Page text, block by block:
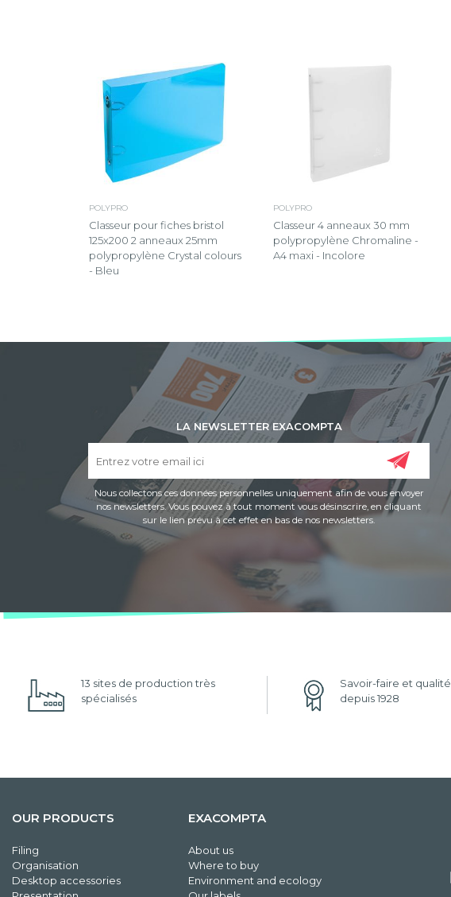
POLYPRO
Classeur pour fiches bristol
125x200 2 anneaux 25mm
polypropylène Crystal colours
- Bleu
POLYPRO
Classeur 4 anneaux 30 mm
polypropylène Chromaline -
A4 maxi - Incolore
LA NEWSLETTER EXACOMPTA
Nous collectons ces données personnelles uniquement afin de vous envoyer
nos newsletters. Vous pouvez à tout moment vous désinscrire, en cliquant
sur le lien prévu à cet effet en bas de nos newsletters.
13 sites de production très
spécialisés
Savoir-faire et qualité
depuis 1928
OUR PRODUCTS
Filing
Organisation
Desktop accessories
EXACOMPTA
About us
Where to buy
Environment and ecology